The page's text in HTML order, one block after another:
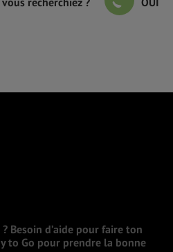
Besoin d’aide pour faire ton
to Go pour prendre la bonne